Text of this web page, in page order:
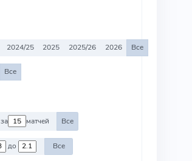
2024/25 2025 2025/26 2026 Все
Все
за матчей Все
до Все